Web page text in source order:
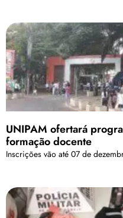
UNIPAM ofertará
formação docente
Inscrições vão até 07 de